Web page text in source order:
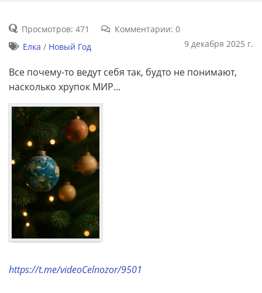
Просмотров: 471
Комментарии: 0
9 декабря 2025 г.
Елка / Новый Год
Все почему-то ведут себя так, будто не понимают,
насколько хрупок МИР...
https://t.me/videoCelnozor/9501